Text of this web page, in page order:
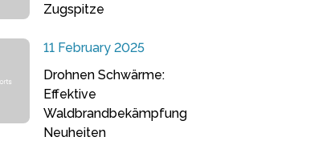
Zugspitze
11 February 2025
Drohnen Schwärme:
Effektive
Waldbrandbekämpfung
Neuheiten